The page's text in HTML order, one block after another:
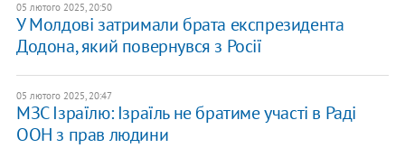
05 лютого 2025, 20:50
У Молдові затримали брата експрезидента
Додона, який повернувся з Росії
05 лютого 2025, 20:47
МЗС Ізраїлю: Ізраїль не братиме участі в Раді
ООН з прав людини